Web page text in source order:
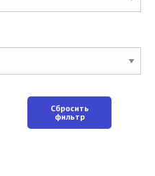
Сбросить
фильтр